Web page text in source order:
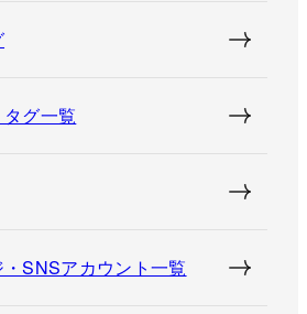
グ一覧
SNSアカウント一覧